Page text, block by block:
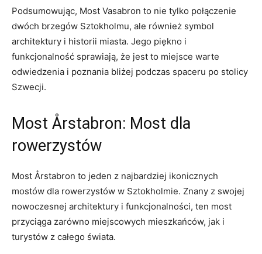
Podsumowując, Most Vasabron to nie tylko połączenie
dwóch brzegów ​Sztokholmu, ale również ​symbol
architektury i historii miasta. Jego piękno i
funkcjonalność ‌sprawiają, że jest to miejsce warte
odwiedzenia‌ i poznania ⁢bliżej podczas spaceru po stolicy
Szwecji.
Most Årstabron: Most dla
rowerzystów
Most Årstabron to jeden z najbardziej ikonicznych
mostów dla rowerzystów w Sztokholmie. Znany ‌z‍ swojej
nowoczesnej architektury i funkcjonalności, ten most⁢
przyciąga ‌zarówno miejscowych mieszkańców, jak i⁢
turystów z całego świata.